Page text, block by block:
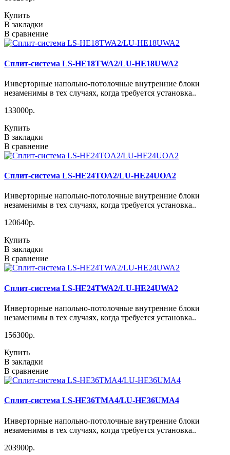
Купить
В закладки
В сравнение
Сплит-система LS-HE18TWA2/LU-HE18UWA2
Инверторные напольно-потолочные внутренние блоки
незаменимы в тех случаях, когда требуется установка..
133000р.
Купить
В закладки
В сравнение
Сплит-система LS-HE24TOA2/LU-HE24UOA2
Инверторные напольно-потолочные внутренние блоки
незаменимы в тех случаях, когда требуется установка..
120640р.
Купить
В закладки
В сравнение
Сплит-система LS-HE24TWA2/LU-HE24UWA2
Инверторные напольно-потолочные внутренние блоки
незаменимы в тех случаях, когда требуется установка..
156300р.
Купить
В закладки
В сравнение
Сплит-система LS-HE36TMA4/LU-HE36UMA4
Инверторные напольно-потолочные внутренние блоки
незаменимы в тех случаях, когда требуется установка..
203900р.